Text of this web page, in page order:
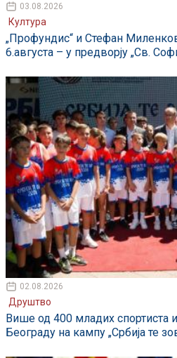
03.08.2026
Култура
„Профундис“ и Стефан
6.августа – у предворју „Св.
02.08.2026
Друштво
Више од 400 младих спортиста
Београду на кампу „Србија те